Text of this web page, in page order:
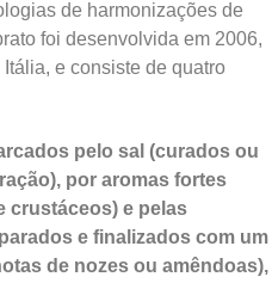
de harmonizações de
foi desenvolvida em 2006,
e consiste de quatro
pelo sal (curados ou
por aromas fortes
crustáceos) e pelas
e finalizados com um
de nozes ou amêndoas),